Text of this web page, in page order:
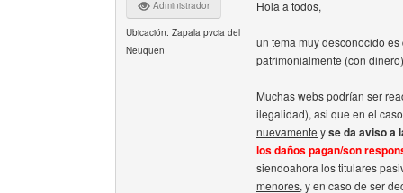
Administrador
Ubicación: Zapala pvcia del
Neuquen
Hola a todos,
un tema muy desconocido
patrimonialmente (con
Muchas webs podrían ser
ilegalidad), asi que en el
nuevamente yse da aviso a
los daños pagan/son
siendoahora los titulares
menores, y en caso de ser